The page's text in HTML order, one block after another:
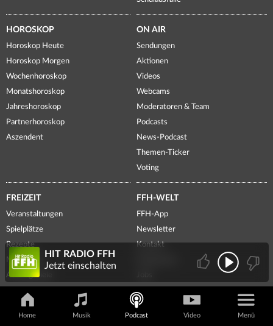
HOROSKOP
Horoskop Heute
Horoskop Morgen
Wochenhoroskop
Monatshoroskop
Jahreshoroskop
Partnerhoroskop
Aszendent
ON AIR
Sendungen
Aktionen
Videos
Webcams
Moderatoren & Team
Podcasts
News-Podcast
Themen-Ticker
Voting
FREIZEIT
Veranstaltungen
Spielplätze
Rezepte
Meditation
Ausflugsziele
Ticketshop
FFH-WELT
FFH-App
Newsletter
Kontakt
Führungen
Presse
Home Musik Podcast Video Menü
HIT RADIO FFH
Jetzt einschalten